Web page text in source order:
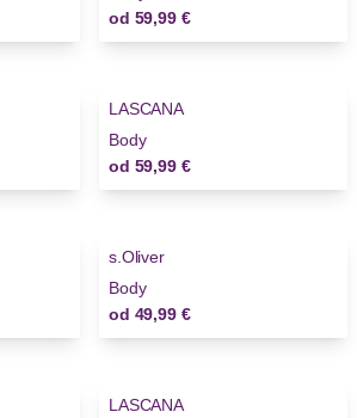
od 59,99 €
LASCANA
Body
od 59,99 €
s.Oliver
Body
od 49,99 €
LASCANA